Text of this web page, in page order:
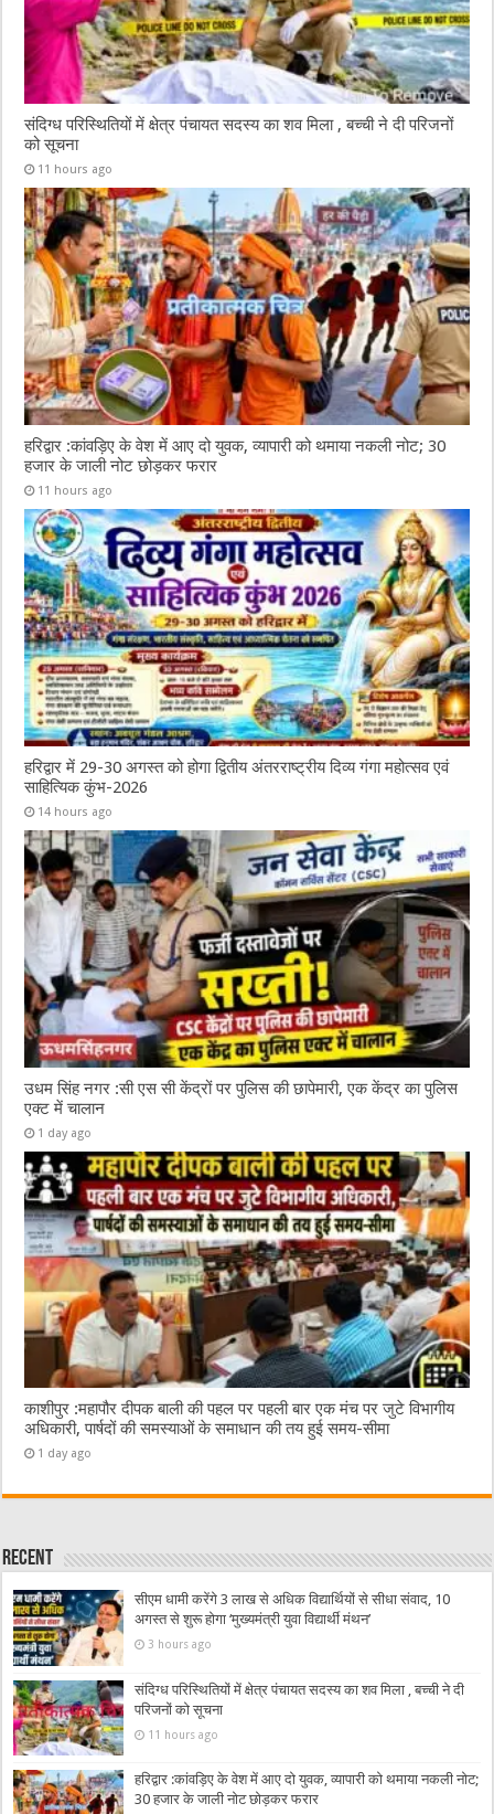
संदिग्ध परिस्थितियों में क्षेत्र पंचायत सदस्य का शव मिला , बच्ची ने दी परिजनों
को सूचना
11 hours ago
हरिद्वार :कांवड़िए के वेश में आए दो युवक, व्यापारी को थमाया नकली नोट; 30
हजार के जाली नोट छोड़कर फरार
11 hours ago
हरिद्वार में 29-30 अगस्त को होगा द्वितीय अंतरराष्ट्रीय दिव्य गंगा महोत्सव एवं
साहित्यिक कुंभ-2026
14 hours ago
उधम सिंह नगर :सी एस सी केंद्रों पर पुलिस की छापेमारी, एक केंद्र का पुलिस
एक्ट में चालान
1 day ago
काशीपुर :महापौर दीपक बाली की पहल पर पहली बार एक मंच पर जुटे विभागीय
अधिकारी, पार्षदों की समस्याओं के समाधान की तय हुई समय-सीमा
1 day ago
Recent
सीएम धामी करेंगे 3 लाख से अधिक विद्यार्थियों से सीधा संवाद, 10
अगस्त से शुरू होगा ‘मुख्यमंत्री युवा विद्यार्थी मंथन’
3 hours ago
संदिग्ध परिस्थितियों में क्षेत्र पंचायत सदस्य का शव मिला , बच्ची ने दी
परिजनों को सूचना
11 hours ago
हरिद्वार :कांवड़िए के वेश में आए दो युवक, व्यापारी को थमाया नकली नोट;
30 हजार के जाली नोट छोड़कर फरार